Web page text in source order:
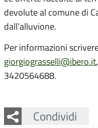
devolute al comune di
dall’alluvione.
Per informazioni
giorgiograsselli@ibero.it
3420564688.
Condividi
Facebook
Twitter
Whatsapp